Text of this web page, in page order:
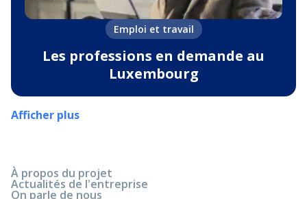
Emploi et travail
Les professions en demande au
Luxembourg
Afficher plus
À propos du projet
Actualités de l'entreprise
On parle de nous